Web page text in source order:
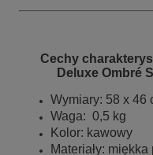
Cechy
Deluxe Ombré
Wymiary: 58 x 46
Waga: 0,5 kg
Kolor: kawowy
Materiały: